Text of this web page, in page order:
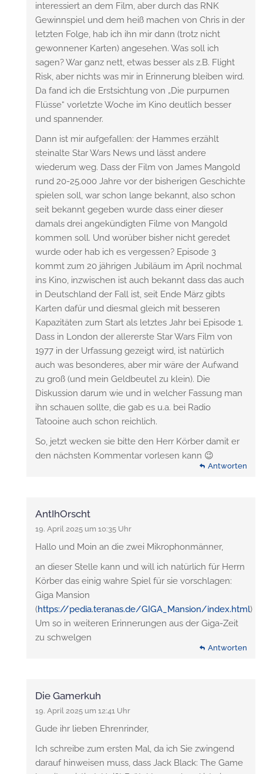
interessiert an dem Film, aber durch das RNK
Gewinnspiel und dem heiß machen von Chris in der
letzten Folge, hab ich ihn mir dann (trotz nicht
gewonnener Karten) angesehen. Was soll ich
sagen? War ganz nett, etwas besser als z.B. Flight
Risk, aber nichts was mir in Erinnerung bleiben wird.
Da fand ich die Erstsichtung von „Die purpurnen
Flüsse“ vorletzte Woche im Kino deutlich besser
und spannender.
Dann ist mir aufgefallen: der Hammes erzählt
steinalte Star Wars News und lässt andere
wiederum weg. Dass der Film von James Mangold
rund 20-25.000 Jahre vor der bisherigen Geschichte
spielen soll, war schon lange bekannt, also schon
seit bekannt gegeben wurde dass einer dieser
damals drei angekündigten Filme von Mangold
kommen soll. Und worüber bisher nicht geredet
wurde oder hab ich es vergessen? Episode 3
kommt zum 20 jährigen Jubiläum im April nochmal
ins Kino, inzwischen ist auch bekannt dass das auch
in Deutschland der Fall ist, seit Ende März gibts
Karten dafür und diesmal gleich mit besseren
Kapazitäten zum Start als letztes Jahr bei Episode 1.
Dass in London der allererste Star Wars Film von
1977 in der Urfassung gezeigt wird, ist natürlich
auch was besonderes, aber mir wäre der Aufwand
zu groß (und mein Geldbeutel zu klein). Die
Diskussion darum wie und in welcher Fassung man
ihn schauen sollte, die gab es u.a. bei Radio
Tatooine auch schon reichlich.
So, jetzt wecken sie bitte den Herr Körber damit er
den nächsten Kommentar vorlesen kann 😉
Antworten
AntIhOrscht
19. April 2025 um 10:35 Uhr
Hallo und Moin an die zwei Mikrophonmänner,
an dieser Stelle kann und will ich natürlich für Herrn
Körber das einig wahre Spiel für sie vorschlagen:
Giga Mansion
(https://pedia.teranas.de/GIGA_Mansion/index.html)
Um so in weiteren Erinnerungen aus der Giga-Zeit
zu schwelgen
Antworten
Die Gamerkuh
19. April 2025 um 12:41 Uhr
Gude ihr lieben Ehrenrinder,
Ich schreibe zum ersten Mal, da ich Sie zwingend
darauf hinweisen muss, dass Jack Black: The Game